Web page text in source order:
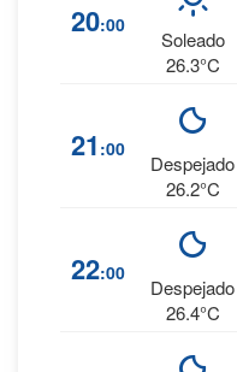
20:00
Soleado
26.3°C
21 :00
Despejado
26.2°C
22:00
Despejado
26.4°C